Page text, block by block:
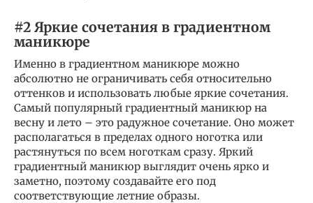
#2 Яркие сочетания в градиентном
маникюре
Именно в градиентном маникюре можно
абсолютно не ограничивать себя относительно
оттенков и использовать любые яркие сочетания.
Самый популярный градиентный маникюр на
весну и лето – это радужное сочетание. Оно может
располагаться в пределах одного ноготка или
растянуться по всем ноготкам сразу. Яркий
градиентный маникюр выглядит очень ярко и
заметно, поэтому создавайте его под
соответствующие летние образы.